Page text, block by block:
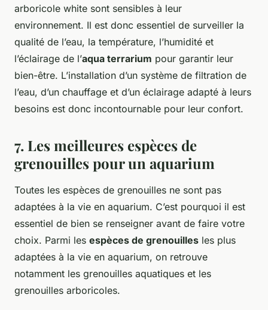
arboricole white sont sensibles à leur
environnement. Il est donc essentiel de surveiller la
qualité de l’eau, la température, l’humidité et
l’éclairage de l’aqua terrarium pour garantir leur
bien-être. L’installation d’un système de filtration de
l’eau, d’un chauffage et d’un éclairage adapté à leurs
besoins est donc incontournable pour leur confort.
7. Les meilleures espèces de
grenouilles pour un aquarium
Toutes les espèces de grenouilles ne sont pas
adaptées à la vie en aquarium. C’est pourquoi il est
essentiel de bien se renseigner avant de faire votre
choix. Parmi les espèces de grenouilles les plus
adaptées à la vie en aquarium, on retrouve
notamment les grenouilles aquatiques et les
grenouilles arboricoles.